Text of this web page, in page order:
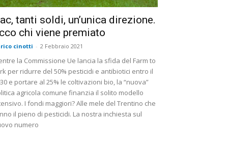
tanti soldi, un’unica direzione.
chi viene premiato
cinotti - 2 Febbraio 2021
la Commissione Ue lancia la sfida del Farm to
per ridurre del 50% pesticidi e antibiotici entro il
e portare al 25% le coltivazioni bio, la “nuova”
agricola comune finanzia il solito modello
I fondi maggiori? Alle mele del Trentino che
il pieno di pesticidi. La nostra inchiesta sul
numero